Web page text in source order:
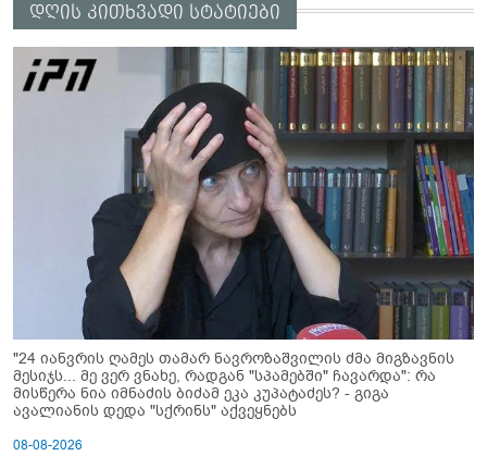
დღის კითხვადი სტატიები
"24 იანვრის ღამეს თამარ ნავროზაშვილის ძმა მიგზავნის
მესიჯს... მე ვერ ვნახე, რადგან "სპამებში" ჩავარდა": რა
მისწერა ნია იმნაძის ბიძამ ეკა კუპატაძეს? - გიგა
ავალიანის დედა "სქრინს" აქვეყნებს
08-08-2026